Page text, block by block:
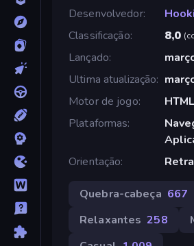
Desenvolvedor
Classificação
8,0 (
Lançado
Ultima atualização
Motor de jogo
Plataformas
Orientação
Quebra-cabeça 667
Relaxantes 258